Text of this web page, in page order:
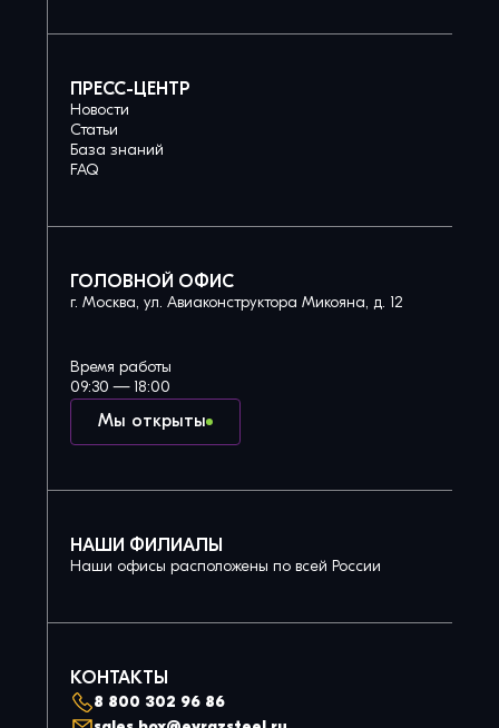
ПРЕСС-ЦЕНТР
Новости
Статьи
База знаний
FAQ
ГОЛОВНОЙ ОФИС
г. Москва, ул. Авиаконструктора Микояна, д. 12
Мы открыты
Время работы
09:30 — 18:00
НАШИ ФИЛИАЛЫ
Наши офисы расположены по всей России
КОНТАКТЫ
8 800 302 96 86